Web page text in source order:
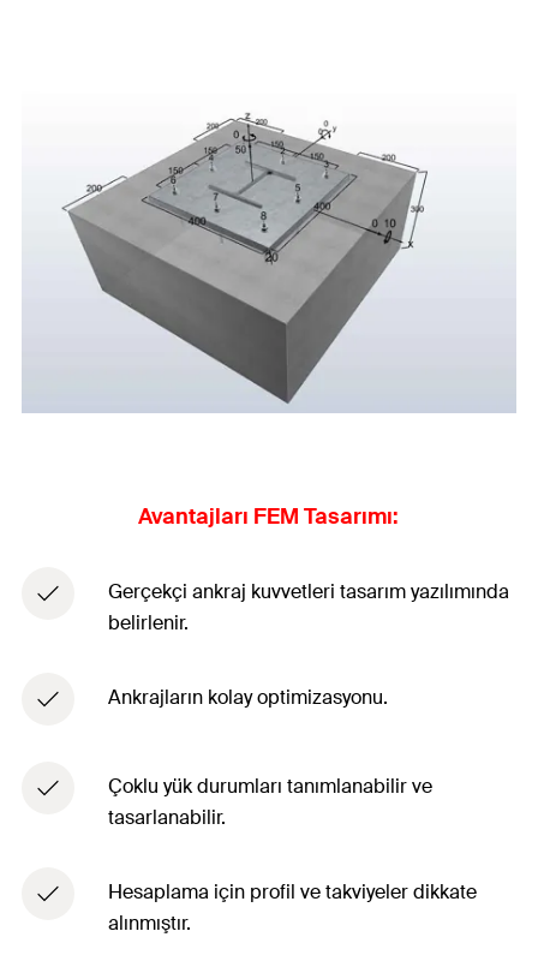
Avantajları FEM Tasarımı:
Gerçekçi ankraj kuvvetleri tasarım yazılımında
belirlenir.
Ankrajların kolay optimizasyonu.
Çoklu yük durumları tanımlanabilir ve
tasarlanabilir.
Hesaplama için profil ve takviyeler dikkate
alınmıştır.